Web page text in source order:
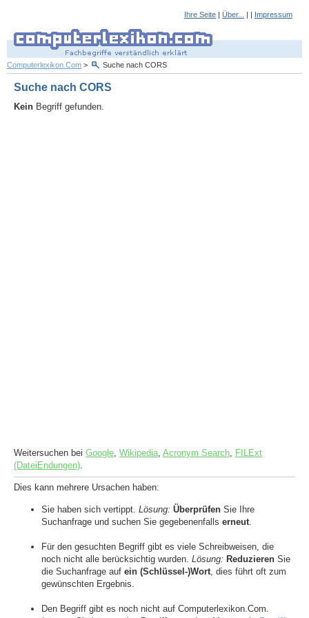
Ihre Seite | Über... | | Impressum
Computerlexikon.Com > Suche nach CORS
Suche nach CORS
Kein Begriff gefunden.
Weitersuchen bei Google, Wikipedia, Acronym Search, FILExt
(DateiEndungen).
Dies kann mehrere Ursachen haben:
Sie haben sich vertippt. Lösung: Überprüfen Sie Ihre
Suchanfrage und suchen Sie gegebenenfalls erneut
Für den gesuchten Begriff gibt es viele Schreibweisen, die
noch nicht alle berücksichtig wurden. Lösung: Reduzieren Sie
die Suchanfrage auf ein (Schlüssel-)Wort , dies führt oft zum
gewünschten Ergebnis.
Den Begriff gibt es noch nicht auf Computerlexikon.Com.